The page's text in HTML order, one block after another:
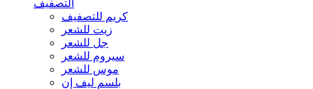
التصفيف
كريم للتصفيف
زيت للشعر
جل للشعر
سيروم للشعر
موس للشعر
بلسم ليف إن